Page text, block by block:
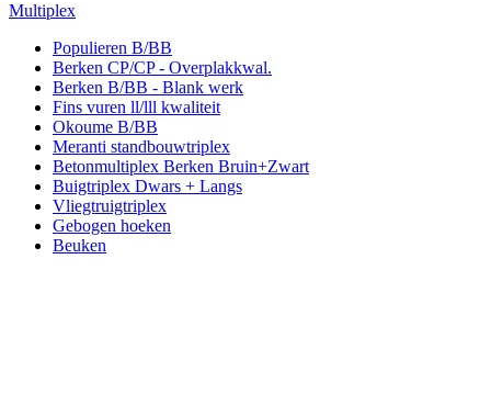
Multiplex
Populieren B/BB
Berken CP/CP - Overplakkwal.
Berken B/BB - Blank werk
Fins vuren ll/lll kwaliteit
Okoume B/BB
Meranti standbouwtriplex
Betonmultiplex Berken Bruin+Zwart
Buigtriplex Dwars + Langs
Vliegtruigtriplex
Gebogen hoeken
Beuken